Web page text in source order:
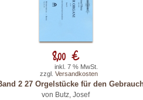
2 27 Orgelstücke für den
von Butz, Josef
8,00 €
inkl. 7 % MwSt.
zzgl. Versandkosten